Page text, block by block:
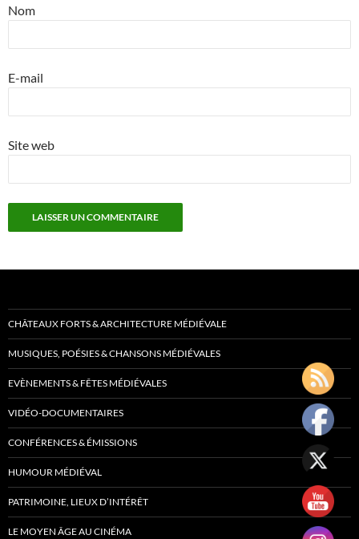
Nom
E-mail
Site web
CHÂTEAUX FORTS & ARCHITECTURE MÉDIÉVALE
MUSIQUES, POÉSIES & CHANSONS MÉDIÉVALES
EVÈNEMENTS & FÊTES MÉDIÉVALES
VIDÉO-DOCUMENTAIRES
CONFÉRENCES & ÉMISSIONS
HUMOUR MÉDIÉVAL
PATRIMOINE, LIEUX D’INTÉRÊT
LE MOYEN ÂGE AU CINÉMA